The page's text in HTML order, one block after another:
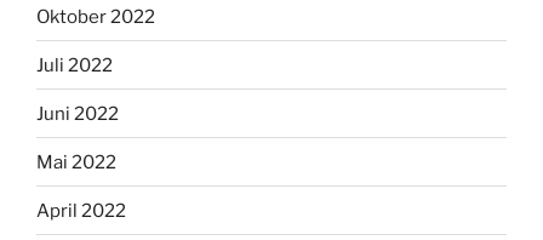
Oktober 2022
Juli 2022
Juni 2022
Mai 2022
April 2022